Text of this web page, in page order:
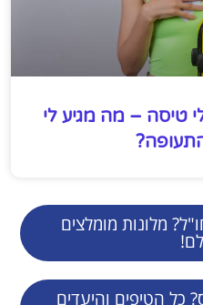
טיסה – מה מגיע לי
מלונות מומלצים
כל הטיפים והיעדים